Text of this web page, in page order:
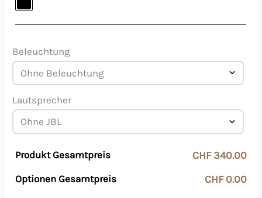
Beleuchtung
Lautsprecher
Produkt Gesamtpreis CHF 340.00
Optionen Gesamtpreis CHF 0.00